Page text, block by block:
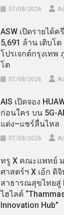
07/08/2026
ASW เปิดรายได้
5,691 ล้าน เติบโ
โปรเจกต์กรุงเทพ
โต
07/08/2026
AIS เปิดจอง
ก่อนใคร บน 5G-
แต่ง–แชร์ลื่นไหล
07/08/2026
ทรู X คณะแพทย์
ศาสตร์ฯ X เอ้ก ดิ
สาธารณสุขไทยสู่
ไฮไลต์
Innovation Hub”